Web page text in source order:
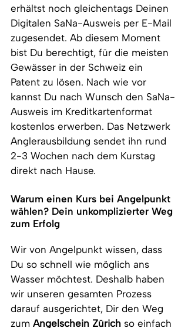
erhältst noch gleichentags Deinen
Digitalen SaNa-Ausweis per E-Mail
zugesendet. Ab diesem Moment
bist Du berechtigt, für die meisten
Gewässer in der Schweiz ein
Patent zu lösen. Nach wie vor
kannst Du nach Wunsch den SaNa-
Ausweis im Kreditkartenformat
kostenlos erwerben. Das Netzwerk
Anglerausbildung sendet ihn rund
2-3 Wochen nach dem Kurstag
direkt nach Hause.
Warum einen Kurs bei Angelpunkt
wählen? Dein unkomplizierter Weg
zum Erfolg
Wir von Angelpunkt wissen, dass
Du so schnell wie möglich ans
Wasser möchtest. Deshalb haben
wir unseren gesamten Prozess
darauf ausgerichtet, Dir den Weg
zum Angelschein Zürich so einfach